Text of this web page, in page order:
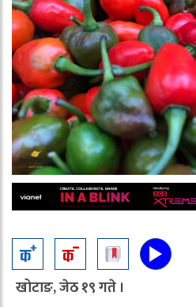
खोटाङ, जेठ १९ गते ।